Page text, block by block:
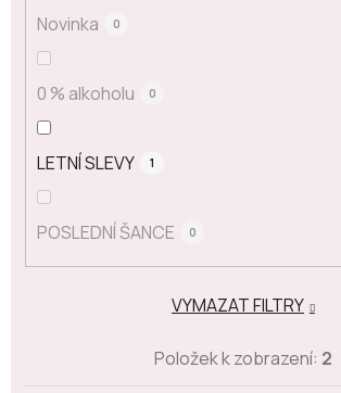
Novinka 0
0 % alkoholu 0
LETNÍ SLEVY 1
POSLEDNÍ ŠANCE 0
VYMAZAT FILTRY
Položek k zobrazení: 2